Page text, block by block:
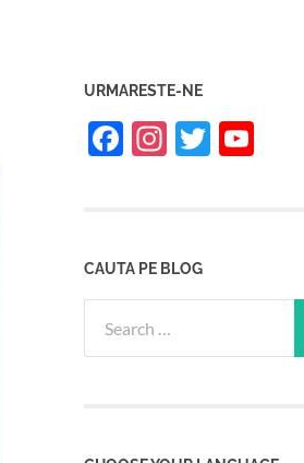
URMARESTE-NE
Facebook
Instagram
Twitter
CAUTA PE BLOG
for: